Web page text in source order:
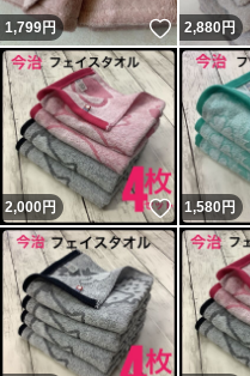
1,799円 いいね！
2,880円
2,000円 いいね！
1,580円